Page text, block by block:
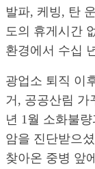
발파, 케빙, 탄
도의 휴게시간
환경에서 수십
광업소 퇴직 이
거, 공공산림 가
년 1월 소화불
암을 진단받으
찾아온 중병 앞